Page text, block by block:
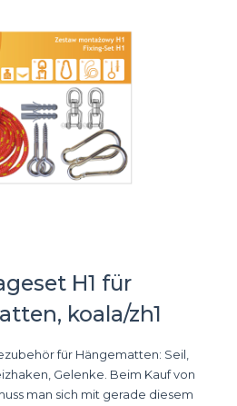
H1 für
koala/zh1
für Hängematten: Seil,
Gelenke. Beim Kauf von
man sich mit gerade diesem